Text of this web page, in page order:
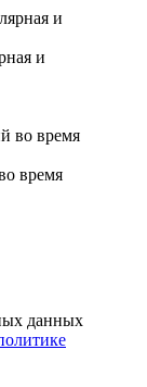
и
время
данных